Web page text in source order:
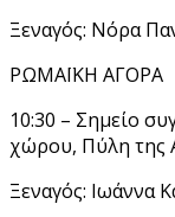
Ξεναγός: Νόρα
ΡΩΜΑΪΚΗ ΑΓΟΡΑ
10:30 – Σημείο
χώρου, Πύλη της
Ξεναγός: Ιωάννα